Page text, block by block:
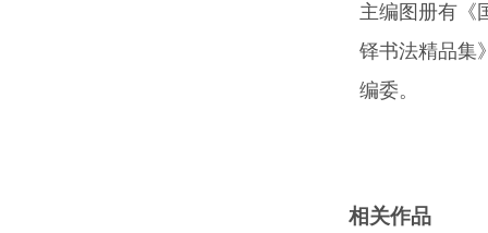
主编图册有《
铎书法精品集
编委。
相关作品